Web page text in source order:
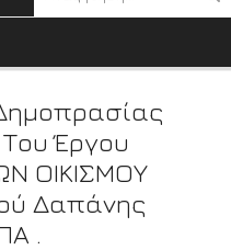
Έργου
ΟΙΚΙΣΜΟΥ
Δαπάνης
.